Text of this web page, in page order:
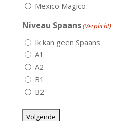
Mexico Magico
Niveau Spaans(Verplicht)
Ik kan geen Spaans
A1
A2
B1
B2